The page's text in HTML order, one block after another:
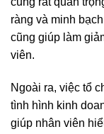
ràng và minh
cũng giúp làm
viên.
Ngoài ra, việc tổ
tình hình kinh
giúp nhân viên